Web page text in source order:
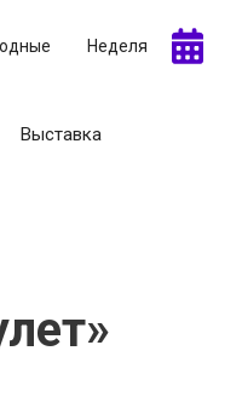
Неделя
Выставка